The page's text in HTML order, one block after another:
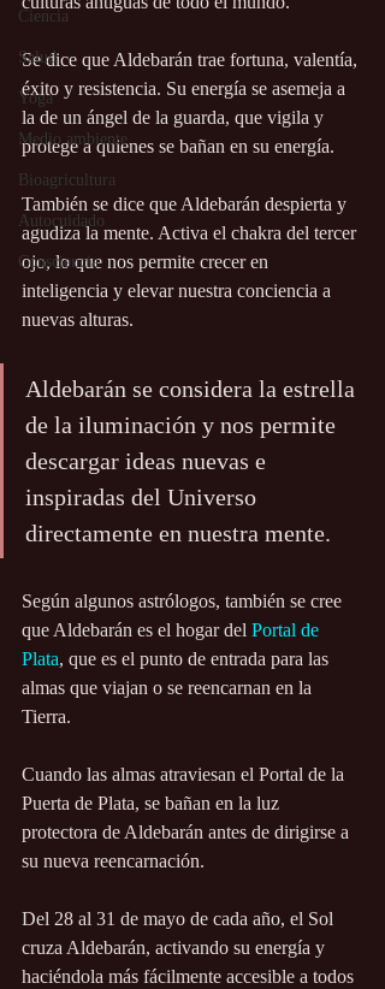
Ciencia
Salud
Yoga
Medio ambiente
Bioagricultura
Autocuidado
Consciencia
Se dice que Aldebarán trae fortuna, valentía,
éxito y resistencia. Su energía se asemeja a
la de un ángel de la guarda, que vigila y
protege a quienes se bañan en su energía.
También se dice que Aldebarán despierta y
agudiza la mente. Activa el chakra del tercer
ojo, lo que nos permite crecer en
inteligencia y elevar nuestra conciencia a
nuevas alturas.
Aldebarán se considera la estrella
de la iluminación y nos permite
descargar ideas nuevas e
inspiradas del Universo
directamente en nuestra mente.
Según algunos astrólogos, también se cree
que Aldebarán es el hogar del Portal de
Plata, que es el punto de entrada para las
almas que viajan o se reencarnan en la
Tierra.
Cuando las almas atraviesan el Portal de la
Puerta de Plata, se bañan en la luz
protectora de Aldebarán antes de dirigirse a
su nueva reencarnación.
Del 28 al 31 de mayo de cada año, el Sol
cruza Aldebarán, activando su energía y
haciéndola más fácilmente accesible a todos